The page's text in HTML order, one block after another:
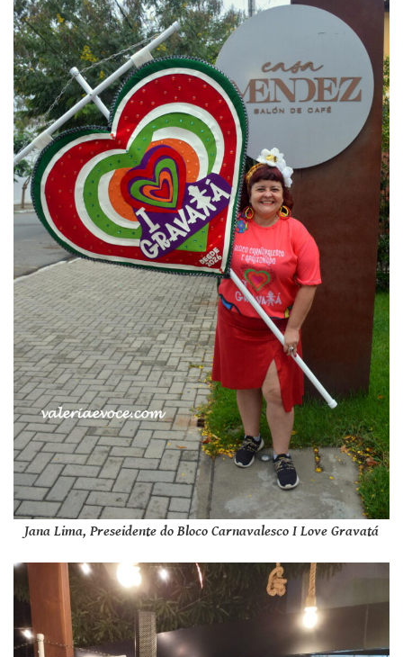
Jana Lima, Preseidente do Bloco Carnavalesco I Love Gravatá